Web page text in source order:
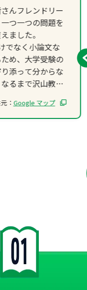
んフレンドリー
つ一つの問題を
ました。
でなく小論文な
め、大学受験の
添って分からな
るまで沢山教え
： Google マップ